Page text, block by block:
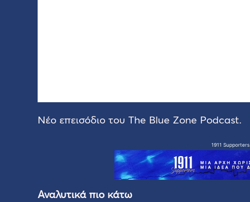
Νέο επεισόδιο του The Blue Zone Podcast.
1911 Supporters
Αναλυτικά πιο κάτω